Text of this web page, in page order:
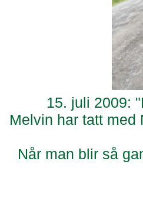
15. juli 2009:
Melvin har tatt med
Når man blir så